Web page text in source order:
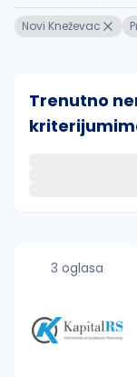
Novi Kneževac
Trenutno
proverite
3 oglasa